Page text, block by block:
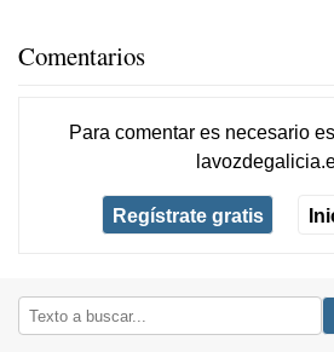
Comentarios
Para comentar es necesario
Regístrate gratis